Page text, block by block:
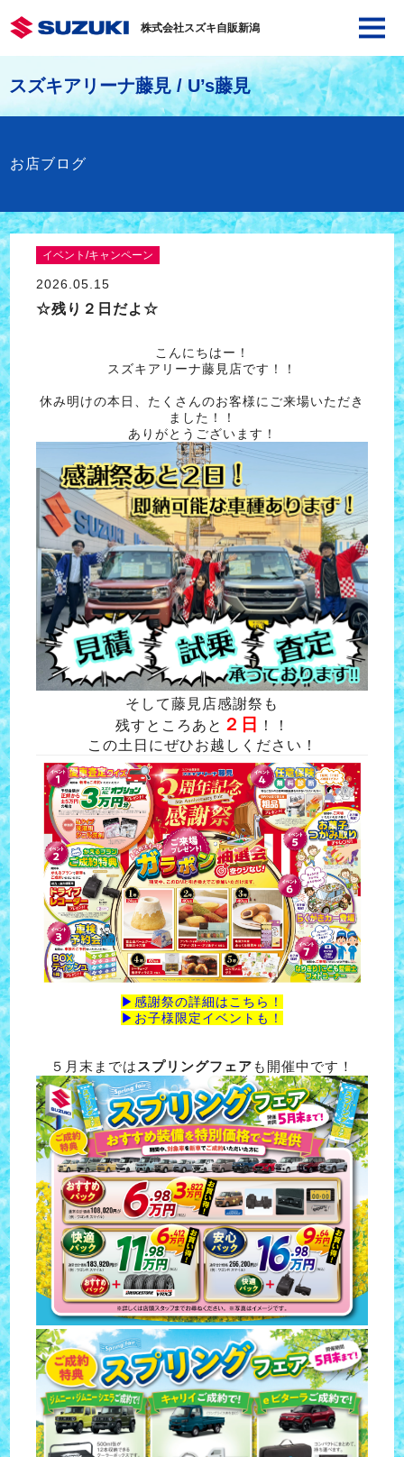
株式会社スズキ自販新潟
スズキアリーナ藤見 / U’s藤見
お店ブログ
イベント/キャンペーン
2026.05.15
☆残り２日だよ☆
こんにちはー！
スズキアリーナ藤見店です！！
休み明けの本日、たくさんのお客様にご来場いただき
ました！！
ありがとうございます！
そして藤見店感謝祭も
残すところあと ２日
！！
この土日にぜひお越しください！
▶感謝祭の詳細はこちら！
▶お子様限定イベントも！
５月末までは スプリングフェア も開催中です！